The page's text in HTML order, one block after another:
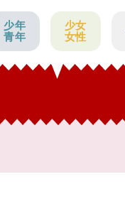
少年
青年
少女
女性